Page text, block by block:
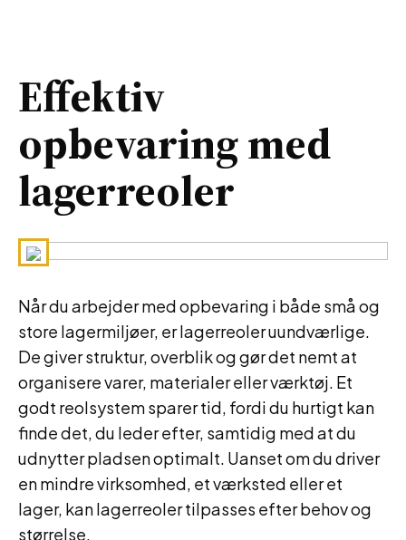
Effektiv
opbevaring med
lagerreoler
Når du arbejder med opbevaring i både små og
store lagermiljøer, er lagerreoler uundværlige.
De giver struktur, overblik og gør det nemt at
organisere varer, materialer eller værktøj. Et
godt reolsystem sparer tid, fordi du hurtigt kan
finde det, du leder efter, samtidig med at du
udnytter pladsen optimalt. Uanset om du driver
en mindre virksomhed, et værksted eller et
lager, kan lagerreoler tilpasses efter behov og
størrelse.